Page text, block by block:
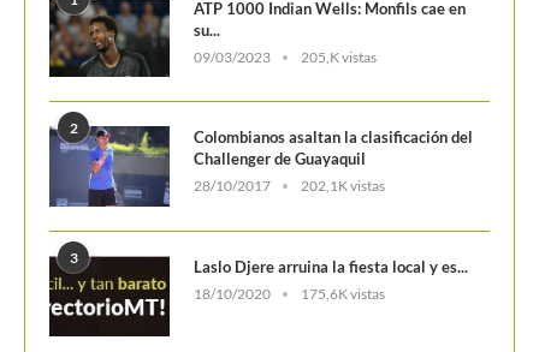
1
ATP 1000 Indian Wells: Monfils cae en
su...
09/03/2023 205,K vistas
2
Colombianos asaltan la clasificación del
Challenger de Guayaquil
202,1K vistas
3 Laslo Djere arruina la fiesta local y es...
18/10/2020 175,6K vistas